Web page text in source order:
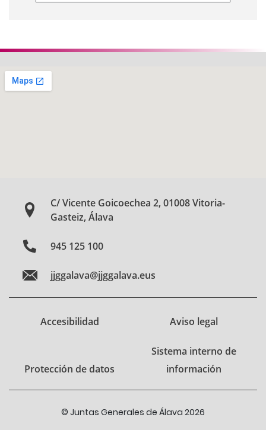
C/ Vicente Goicoechea 2, 01008 Vitoria-
Gasteiz, Álava
945 125 100
jjggalava@jjggalava.eus
Accesibilidad Aviso legal
Protección de datos
Sistema interno de
información
© Juntas Generales de Álava 2026